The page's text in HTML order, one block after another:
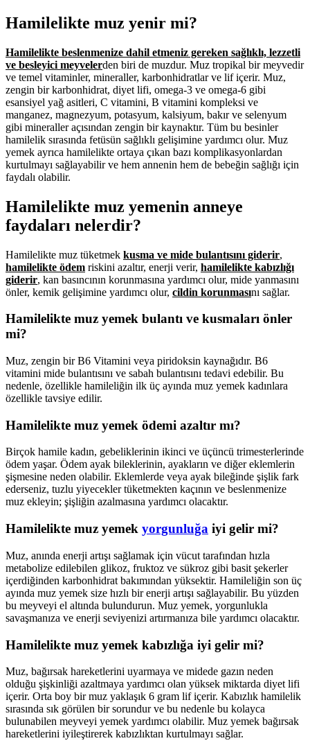
Hamilelikte muz yenir mi?
Hamilelikte beslenmenize dahil etmeniz gereken sağlıklı, lezzetli
ve besleyici meyvelerden biri de muzdur. Muz tropikal bir meyvedir
ve temel vitaminler, mineraller, karbonhidratlar ve lif içerir. Muz,
zengin bir karbonhidrat, diyet lifi, omega-3 ve omega-6 gibi
esansiyel yağ asitleri, C vitamini, B vitamini kompleksi ve
manganez, magnezyum, potasyum, kalsiyum, bakır ve selenyum
gibi mineraller açısından zengin bir kaynaktır. Tüm bu besinler
hamilelik sırasında fetüsün sağlıklı gelişimine yardımcı olur. Muz
yemek ayrıca hamilelikte ortaya çıkan bazı komplikasyonlardan
kurtulmayı sağlayabilir ve hem annenin hem de bebeğin sağlığı için
faydalı olabilir.
Hamilelikte muz yemenin anneye
faydaları nelerdir?
Hamilelikte muz tüketmek kusma ve mide bulantısını giderir,
hamilelikte ödem riskini azaltır, enerji verir, hamilelikte kabızlığı
giderir, kan basıncının korunmasına yardımcı olur, mide yanmasını
önler, kemik gelişimine yardımcı olur, cildin korunmasını sağlar.
Hamilelikte muz yemek bulantı ve kusmaları önler
mi?
Muz, zengin bir B6 Vitamini veya piridoksin kaynağıdır. B6
vitamini mide bulantısını ve sabah bulantısını tedavi edebilir. Bu
nedenle, özellikle hamileliğin ilk üç ayında muz yemek kadınlara
özellikle tavsiye edilir.
Hamilelikte muz yemek ödemi azaltır mı?
Birçok hamile kadın, gebeliklerinin ikinci ve üçüncü trimesterlerinde
ödem yaşar. Ödem ayak bileklerinin, ayakların ve diğer eklemlerin
şişmesine neden olabilir. Eklemlerde veya ayak bileğinde şişlik fark
ederseniz, tuzlu yiyecekler tüketmekten kaçının ve beslenmenize
muz ekleyin; şişliğin azalmasına yardımcı olacaktır.
Hamilelikte muz yemek yorgunluğa iyi gelir mi?
Muz, anında enerji artışı sağlamak için vücut tarafından hızla
metabolize edilebilen glikoz, fruktoz ve sükroz gibi basit şekerler
içerdiğinden karbonhidrat bakımından yüksektir. Hamileliğin son üç
ayında muz yemek size hızlı bir enerji artışı sağlayabilir. Bu yüzden
bu meyveyi el altında bulundurun. Muz yemek, yorgunlukla
savaşmanıza ve enerji seviyenizi artırmanıza bile yardımcı olacaktır.
Hamilelikte muz yemek kabızlığa iyi gelir mi?
Muz, bağırsak hareketlerini uyarmaya ve midede gazın neden
olduğu şişkinliği azaltmaya yardımcı olan yüksek miktarda diyet lifi
içerir. Orta boy bir muz yaklaşık 6 gram lif içerir. Kabızlık hamilelik
sırasında sık görülen bir sorundur ve bu nedenle bu kolayca
bulunabilen meyveyi yemek yardımcı olabilir. Muz yemek bağırsak
hareketlerini iyileştirerek kabızlıktan kurtulmayı sağlar.